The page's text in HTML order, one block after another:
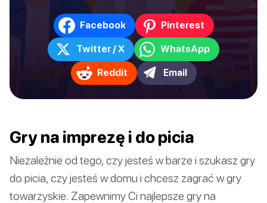
Facebook Pinterest
Twitter / X WhatsApp
Reddit Email
Gry na imprezę i do picia
Niezależnie od tego, czy jesteś w barze i szukasz gry
do picia, czy jesteś w domu i chcesz zagrać w gry
towarzyskie. Zapewnimy Ci najlepsze gry na